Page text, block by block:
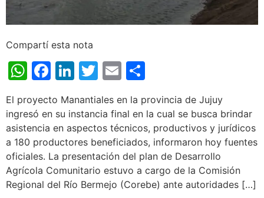
Compartí esta nota
WhatsApp
Facebook
LinkedIn
Twitter
Email
El proyecto Manantiales en la provincia de Jujuy
ingresó en su instancia final en la cual se busca brindar
asistencia en aspectos técnicos, productivos y jurídicos
a 180 productores beneficiados, informaron hoy fuentes
oficiales. La presentación del plan de Desarrollo
Agrícola Comunitario estuvo a cargo de la Comisión
Regional del Río Bermejo (Corebe) ante autoridades […]